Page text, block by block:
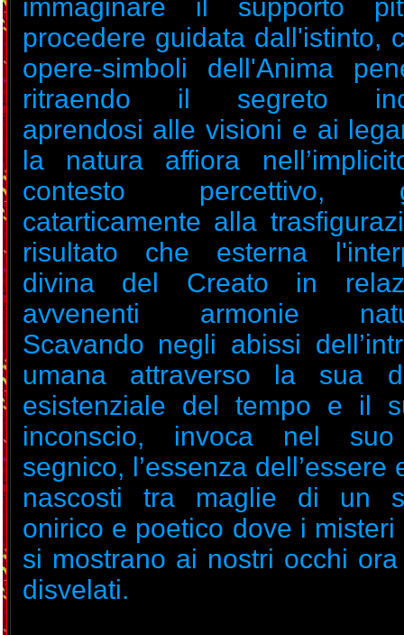
immaginare il supporto
procedere guidata dall'istinto,
opere-simboli dell'Anima
ritraendo il segreto
aprendosi alle visioni e ai
la natura affiora
contesto percettivo,
catarticamente alla
risultato che esterna
divina del Creato in
avvenenti armonie
Scavando negli abissi
umana attraverso la sua
esistenziale del tempo e il
inconscio, invoca nel suo
segnico, l’essenza dell’essere
nascosti tra maglie di un
onirico e poetico dove i misteri
si mostrano ai nostri occhi
disvelati.